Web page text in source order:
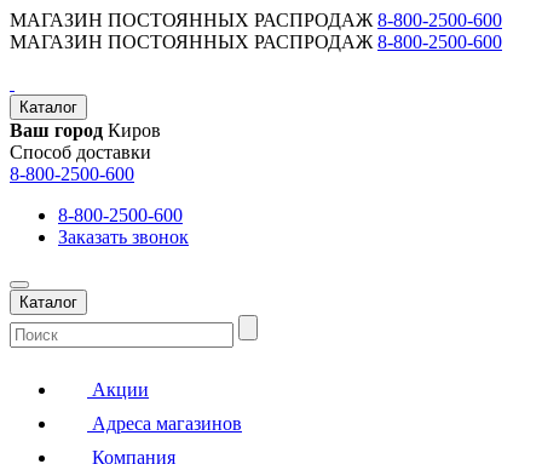
МАГАЗИН ПОСТОЯННЫХ РАСПРОДАЖ 8-800-2500-600
МАГАЗИН ПОСТОЯННЫХ РАСПРОДАЖ 8-800-2500-600
Каталог
Ваш город Киров
Способ доставки
8-800-2500-600
8-800-2500-600
Заказать звонок
Каталог
Акции
Адреса магазинов
Компания